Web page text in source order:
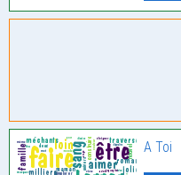
A Toi